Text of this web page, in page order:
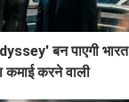
बन पाएगी भारत
कमाई करने वाली